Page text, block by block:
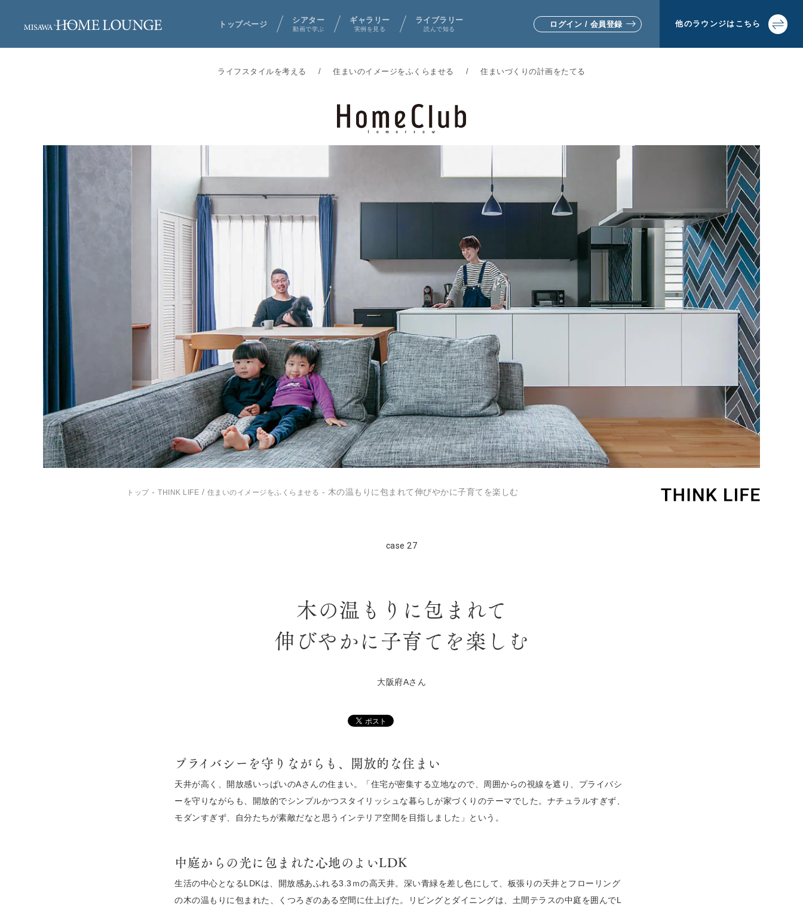
トップページ シアター
動画で学ぶ
ギャラリー
実例を見る
ライブラリー
読んで知る
ログイン / 会員登録 他のラウンジは こちら
▼土地活用・賃貸経営をお考えの方
ライフスタイルを考える 住まいのイメージをふくらませる 住まいづくりの計画をたてる
トップ - THINK LIFE / 住まいのイメージをふくらませる - 木の温もりに包まれて伸びやかに子育てを楽しむ
case 27
木の温もりに包まれて
伸びやかに子育てを楽しむ
大阪府Aさん
プライバシーを守りながらも、開放的な住まい
天井が高く、開放感いっぱいのAさんの住まい。「住宅が密集する立地なので、周囲からの視線を遮り、プライバシ
ーを守りながらも、開放的でシンプルかつスタイリッシュな暮らしが家づくりのテーマでした。ナチュラルすぎず、
モダンすぎず、自分たちが素敵だなと思うインテリア空間を目指しました」という。
中庭からの光に包まれた心地のよいLDK
生活の中心となるLDKは、開放感あふれる3.3ｍの高天井。深い青緑を差し色にして、板張りの天井とフローリング
の木の温もりに包まれた、くつろぎのある空間に仕上げた。リビングとダイニングは、土間テラスの中庭を囲んでL